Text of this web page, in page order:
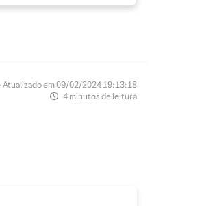
em 09/02/2024 19:13:18
4 minutos de leitura